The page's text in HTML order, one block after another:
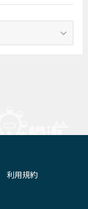
利用規約